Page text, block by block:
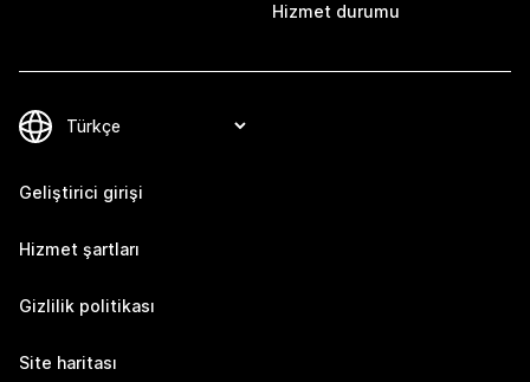
Hizmet durumu
Geliştirici girişi
Hizmet şartları
Gizlilik politikası
Site haritası